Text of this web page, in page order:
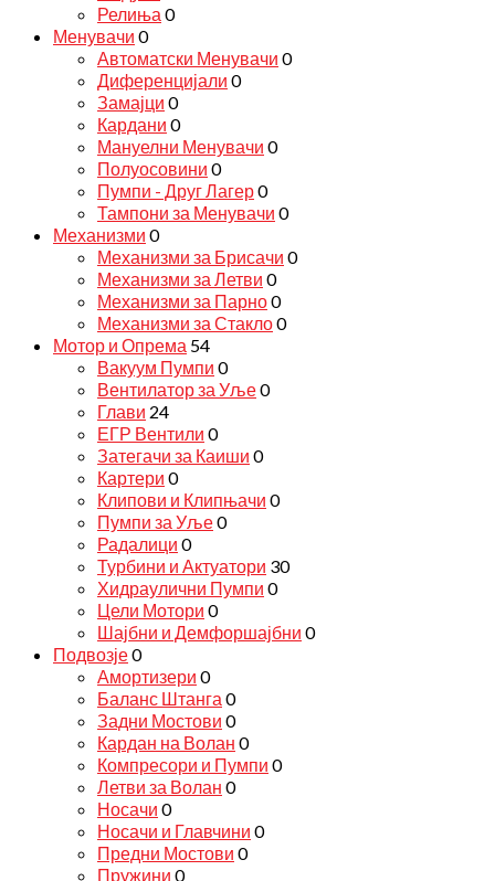
Релиња 0
Менувачи 0
Автоматски Менувачи 0
Диференцијали 0
Замајци 0
Кардани 0
Мануелни Менувачи 0
Полуосовини 0
Пумпи - Друг Лагер0
Тампони за Менувачи 0
Механизми 0
Механизми за Брисачи 0
Механизми за Летви 0
Механизми за Парно0
Механизми за Стакло0
Мотор и Опрема 54
Вакуум Пумпи 0
Вентилатор за Уље0
Глави 24
ЕГР Вентили 0
Затегачи за Каиши 0
Картери 0
Клипови и Клипњачи 0
Пумпи за Уље0
Радалици 0
Турбини и Актуатори 30
Хидраулични Пумпи 0
Цели Мотори 0
Шајбни и Демфоршајбни 0
Подвозје0
Амортизери 0
Баланс Штанга 0
Задни Мостови 0
Кардан на Волан 0
Компресори и Пумпи 0
Летви за Волан 0
Носачи 0
Носачи и Главчини 0
Предни Мостови 0
Пружини 0